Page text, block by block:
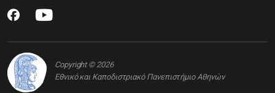
Copyright © 2026
Εθνικό και Καποδιστριακό Πανεπιστήμιο Αθηνών